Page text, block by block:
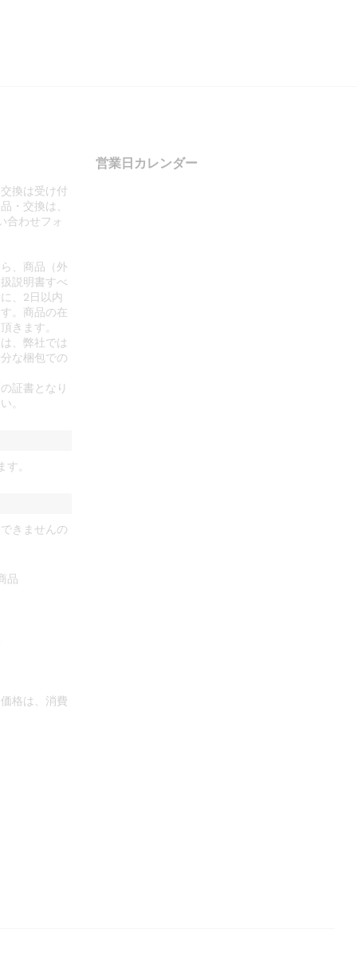
換は受け付
・交換は、
合わせフォ
、商品（外
説明書すべ
、2日以内
。商品の在
きます。
、弊社では
な梱包での
証書となり
。
。
きませんの
品
格は、消費
営業日カレンダー